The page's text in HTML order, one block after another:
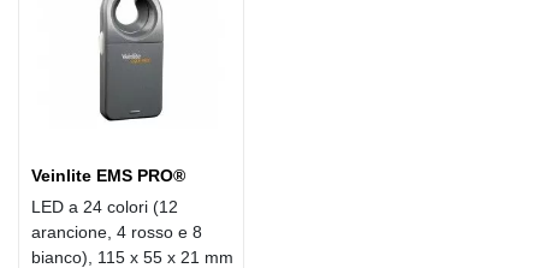
Veinlite EMS PRO®
LED a 24 colori (12
arancione, 4 rosso e 8
bianco), 115 x 55 x 21 mm